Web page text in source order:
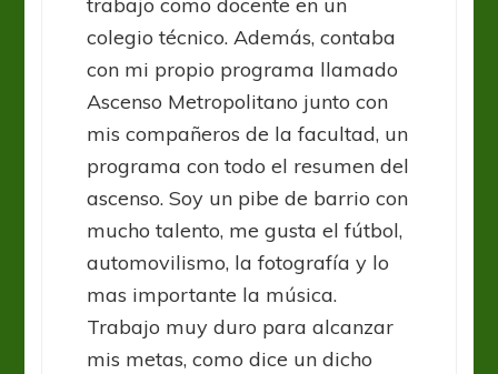
trabajo como docente en un
colegio técnico. Además, contaba
con mi propio programa llamado
Ascenso Metropolitano junto con
mis compañeros de la facultad, un
programa con todo el resumen del
ascenso. Soy un pibe de barrio con
mucho talento, me gusta el fútbol,
automovilismo, la fotografía y lo
mas importante la música.
Trabajo muy duro para alcanzar
mis metas, como dice un dicho